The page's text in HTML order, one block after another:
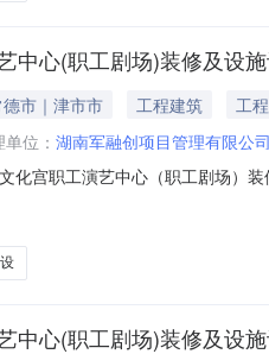
中心(职工剧场)装修及设
市｜津市市 工程建筑
工程
位： 湖南军融创项目管理有限公
化宫职工演艺中心（职工剧场）
备配套建设项目（招标项目名称
中心(职工剧场)装修及设